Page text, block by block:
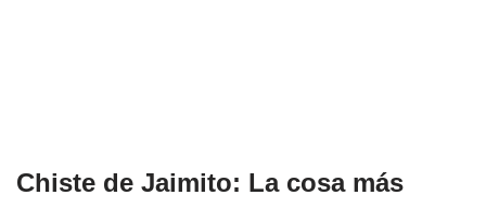
Chiste de Jaimito: La cosa más